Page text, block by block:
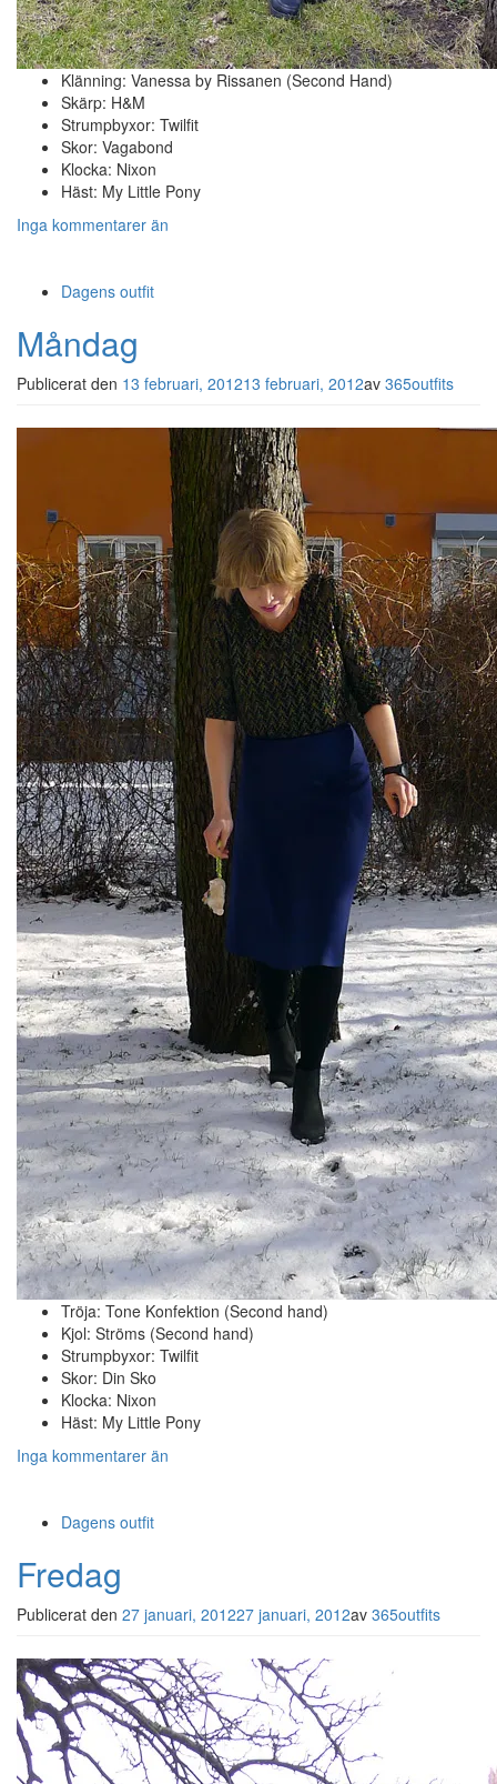
Klänning: Vanessa by Rissanen (Second Hand)
Skärp: H&M
Strumpbyxor: Twilfit
Skor: Vagabond
Klocka: Nixon
Häst: My Little Pony
Inga kommentarer än
Dagens outfit
Måndag
Publicerat den 13 februari, 201213 februari, 2012av 365outfits
Tröja: Tone Konfektion (Second hand)
Kjol: Ströms (Second hand)
Strumpbyxor: Twilfit
Skor: Din Sko
Klocka: Nixon
Häst: My Little Pony
Inga kommentarer än
Dagens outfit
Fredag
Publicerat den 27 januari, 201227 januari, 2012av 365outfits